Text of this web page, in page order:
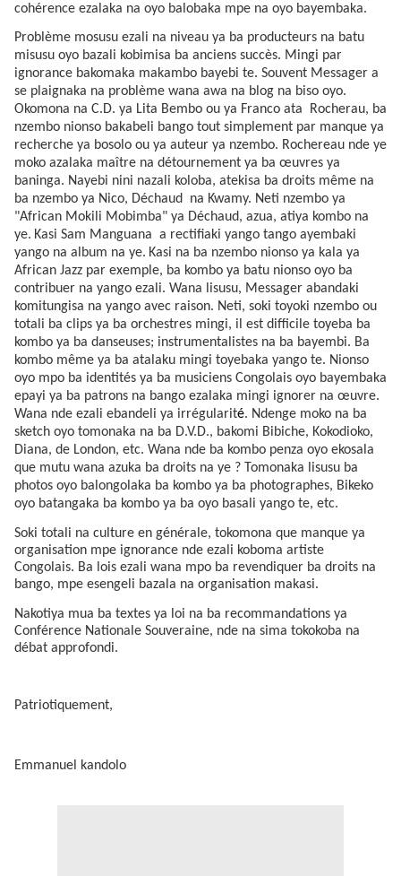
cohérence ezalaka na oyo balobaka mpe na oyo bayembaka.
Problème mosusu ezali na niveau ya ba producteurs na batu
misusu oyo bazali kobimisa ba anciens succès. Mingi par
ignorance bakomaka makambo bayebi te. Souvent Messager a
se plaignaka na problème wana awa na blog na biso oyo.
Okomona na C.D. ya Lita Bembo ou ya Franco ata
Rocherau, ba
nzembo nionso bakabeli bango tout simplement par manque ya
recherche ya bosolo ou ya auteur ya nzembo. Rochereau nde ye
moko azalaka maître na détournement ya ba œuvres ya
baninga. Nayebi nini nazali koloba, atekisa ba droits même na
ba nzembo ya Nico, Déchaud
na Kwamy. Neti nzembo ya
"African Mokili Mobimba" ya Déchaud, azua, atiya kombo na
ye. Kasi Sam Manguana a rectifiaki yango tango ayembaki
yango na album na ye. Kasi na ba nzembo nionso ya kala ya
African Jazz par exemple, ba kombo ya batu nionso oyo ba
contribuer na yango ezali. Wana lisusu, Messager abandaki
komitungisa na yango avec raison. Neti, soki toyoki nzembo ou
totali ba clips ya ba orchestres mingi, il est difficile toyeba ba
kombo ya ba danseuses; instrumentalistes na ba bayembi. Ba
kombo même ya ba atalaku mingi toyebaka yango te. Nionso
oyo mpo ba identités ya ba musiciens Congolais oyo bayembaka
epayi ya ba patrons na bango ezalaka mingi ignorer na œuvre.
Wana nde ezali ebandeli ya irrégularité. Ndenge moko na ba
sketch oyo tomonaka na ba D.V.D., bakomi Bibiche, Kokodioko,
Diana, de London, etc. Wana nde ba kombo penza oyo ekosala
que mutu wana azuka ba droits na ye ? Tomonaka lisusu ba
photos oyo balongolaka ba kombo ya ba photographes, Bikeko
oyo batangaka ba kombo ya ba oyo basali yango te, etc.
Soki totali na culture en générale, tokomona que manque ya
organisation mpe ignorance nde ezali koboma artiste
Congolais. Ba lois ezali wana mpo ba revendiquer ba droits na
bango, mpe esengeli bazala na organisation makasi.
Nakotiya mua ba textes ya loi na ba recommandations ya
Conférence Nationale Souveraine, nde na sima tokokoba na
débat approfondi.
Patriotiquement,
Emmanuel kandolo